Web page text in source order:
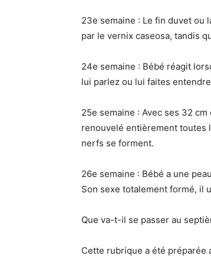
23e semaine : Le fin duvet ou
par le vernix caseosa, tandis
24e semaine : Bébé réagit
lui parlez ou lui faites
25e semaine : Avec ses 32
renouvelé entièrement toutes
nerfs se forment.
26e semaine : Bébé a une
Son sexe totalement formé, il
Que va-t-il se passer au
Cette rubrique a été préparée